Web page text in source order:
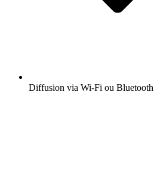
Diffusion via Wi-Fi ou Bluetooth